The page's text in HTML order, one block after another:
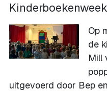
Op
de
Mill
uitgevoerd door Bep